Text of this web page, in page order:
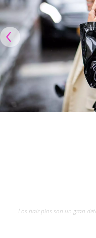
Los hair pins son un gran